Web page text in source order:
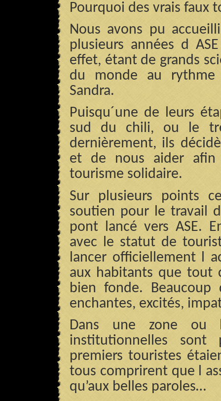
Pourquoi des vrais faux
Nous avons pu
plusieurs années d
effet, étant de grands
du monde au rythme
Sandra.
Puisqu´une de leurs
sud du chili, ou le
dernièrement, ils
et de nous aider
tourisme solidaire.
Sur plusieurs points
soutien pour le travail
pont lancé vers ASE.
avec le statut de
lancer officiellement l
aux habitants que tout
bien fonde.
enchantes, excités,
Dans une zone ou
institutionnelles sont
premiers touristes
tous comprirent que l
qu’aux belles paroles…